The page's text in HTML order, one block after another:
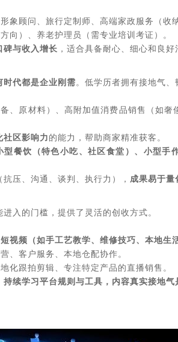
象顾问、旅行定制师、高端家政服务（收
向）、养老护理员（需专业培训考证）。
碑与收入增长 ，适合具备耐心、细心和良好
时代都是企业刚需。低学历者拥有接地气、
、原材料）、高附加值消费品销售（如奢
社区影响力的能力，帮助商家精准获客。
型餐饮（特色小吃、社区食堂）、小型手
压、沟通、谈判、执行力）， 成果易于量
入的门槛，提供了灵活的创收方式。
视频（如手工艺教学、维修技巧、本地生
、客户服务、本地仓配协作。
化跟拍剪辑、专注特定产品的直播销售。
续学习平台规则与工具，内容真实接地气